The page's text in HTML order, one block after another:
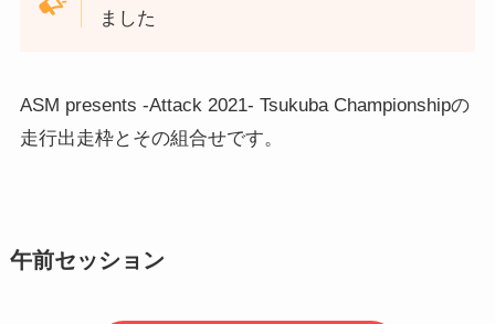
ました
ASM presents -Attack 2021- Tsukuba Championshipの
走行出走枠とその組合せです。
午前セッション